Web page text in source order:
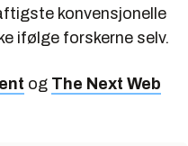
konvensjonelle
ifølge forskerne selv.
og The Next Web